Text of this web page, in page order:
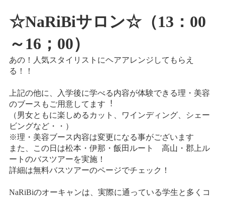
情報公開
一般サロン向け
後援会向け
よくある質問
サイトマップ
☆NaRiBiサロン☆（13：00
～16；00）
あの！人気スタイリストにヘアアレンジしてもらえ
る！！
上記の他に、入学後に学べる内容が体験できる理・美容
のブースもご用意してます︕
（男女ともに楽しめるカット、ワインディング、シェー
ビングなど・・）
※理・美容ブース内容は変更になる事がございます
また、この日は松本・伊那・飯田ルート 高山・郡上ル
ートのバスツアーを実施！
詳細は無料バスツアーのページでチェック！
NaRiBiのオーキャンは、実際に通っている学生と多くコ